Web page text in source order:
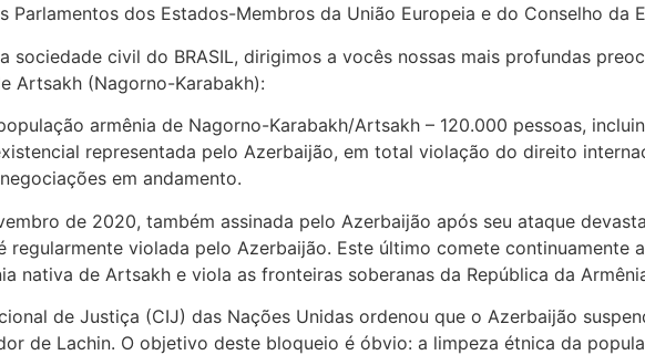
Parlamentos dos Estados-Membros da União Europeia e do Conselho da
sociedade civil do BRASIL, dirigimos a vocês nossas mais profundas
Artsakh (Nagorno-Karabakh):
armênia de Nagorno-Karabakh/Artsakh – 120.000 pessoas,
representada pelo Azerbaijão, em total violação do direito
em andamento.
de 2020, também assinada pelo Azerbaijão após seu ataque
regularmente violada pelo Azerbaijão. Este último comete continuamente
nativa de Artsakh e viola as fronteiras soberanas da República da
de Justiça (CIJ) das Nações Unidas ordenou que o Azerbaijão
de Lachin. O objetivo deste bloqueio é óbvio: a limpeza étnica da